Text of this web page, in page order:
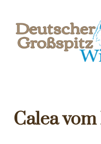
springen
Calea